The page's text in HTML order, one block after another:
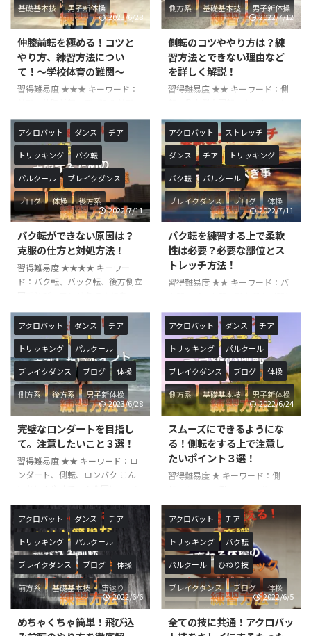
しても着地が上手くいかない方に
おすすめの記事となります。
『側転』は、正式名称を『側方倒
立回転』体操競技の基礎基本技で
側方系の回転技です。体操競技の
他、チアやダンスなどでも行われ
ていて学校教育の中でも行われて
両手両足を使って回転するのが ...
ます。 『伸膝後転』は、体操競
技や学校体育の中で行われること
の多い後方系の技です。 技自体
の難易度はかなり低いですが、コ
ツやポイントを知らずに行うとう
まく出来ないことが多いです。
また、技自体の危険度も低くマッ
も実施可能です。 後転さえでき
...
基礎基本技
男子新体操
2023/6/28
伸膝前転を極める！コツと
やり方、練習方法につい
て！〜学校体育の難関〜
習得難易度 ★★★ キーワード：
こんにちは！やすです！今回は、
学校体育でもよく行われる『伸膝
前転』のコツややり方について解
説して行きます！前転の中では最
も難易度が高く、出来なくて悩ん
でいる方も多い技です。 『伸膝
前転』は、体操競技や学校体育の
中で行われることの多い前方系の
技です。 技自体の難易度はかな
り低いですが、コツやポイントを
知らずに行うとうまく出来ないこ
とが多いです。 また、技自体の
危険度も低くマットなどの簡単な
す。 前転さえできれば誰でも練
...
側方系 基礎基本技
男子新体操
2022/7/12
側転のコツややり方は？練
習方法とできない理由など
を詳しく解説！
習得難易度 ★★ キーワード：側
にちは！やすです！今回は、側転
のコツややり方、練習方法につい
て詳しく解説して行きます！初心
者の方ができない場合の練習方法
なども紹介して行きますので是非
参考にしてみてください！ 『側
転』は、正式名称を『側方倒立回
転』体操競技の基礎基本技で側方
系の回転技です。体操競技の他、
チアやダンスなどでも行われてい
て学校教育の中でも行われている
とてもポピュラーな技です。 両手
両足を使って回転するのが一般的
や頭をついて回る側転』『手 ...
アクロバット ダンス チア
トリッキング バク転
パルクール ブレイクダンス
ブログ 体操 後方系
男子新体操
2022/7/11
バク転ができない原因は？
克服の仕方と対処方法！
習得難易度 ★★★★ キーワー
ド：バク転、バック転、後方倒立
転』のできない理由とできるよう
になるための方法についてを解説
いたします！バク転がずっとでき
ない人に多い特徴をまとめていま
すので、是非参考にしてみてくだ
さい！ バク転は、体操競技やチ
アなどの多くの競技の中で行われ
競技によって変わるかと思います
が、バク転の難易度はA難度に位
置することが多いです。比較的、
簡単な技ですが後方に一回転する
で危 ...
アクロバット ストレッチ
ダンス チア トリッキング
バク転 パルクール
ブレイクダンス ブログ 体操
基礎基本技 後方系 男子新体操
2022/7/11
バク転を練習する上で柔軟
性は必要？必要な部位とス
トレッチ方法！
習得難易度 ★★ キーワード：バ
び こんにちは！やすです！今回
は、バク転をする上で必要な柔軟
性やストレッチ方法について解説
いたします！３つの部位に分けて
詳しく解説していきます！ 『バ
ク転』は体操競技やチアなどで行
われることの多い後方系の技の一
種です。体操やチアなどの競技で
軟』や『ストレッチ』などを入念
に行っています。 柔軟性を高める
ことで技を行う際の怪我をするリ
スクを軽減したり、形の綺麗な技
なります。 今回は技をバク転 ...
アクロバット ダンス チア
トリッキング パルクール
ブレイクダンス ブログ 体操
側方系 後方系
男子新体操
2023/6/28
完璧なロンダートを目指し
て。注意したいこと３選！
習得難易度 ★★ キーワード：ロ
ンダート、側転、ロンバク こん
ントを３つに分けてご紹介いたし
ます！本記事のポイントを押さえ
て練習することでよりスムーズな
ロンダートをすることができるよ
うになって行きます！ ロンダー
トは、体操競技やチアなどで行わ
れることが多い技です。主に、バ
技を行う際の助走の技として行わ
アクロバット ダンス チア
トリッキング パルクール
ブレイクダンス ブログ 体操
側方系 基礎基本技
男子新体操
2022/6/24
スムーズにできるようにな
る！側転をする上で注意し
たいポイント３選！
習得難易度 ★ キーワード：側
こんにちは！やすです！今回は、
側転をうまくするために注意した
いポイントを３つご紹介いたしま
す！ご紹介するポイントを意識し
て練習することでスムーズな側転
をできるようになります！ 側転
は、体操競技やチアなどの競技で
行われる他、幼稚園や学校体育な
なる技です。側宙やロンダートな
アクロバット ダンス チア
トリッキング パルクール
ブレイクダンス ブログ 体操
前方系 基礎基本技 宙返り
男子新体操
2022/6/6
めちゃくちゃ簡単！飛び込
アクロバット チア
トリッキング バク転
パルクール ひねり技
ブレイクダンス ブログ 体操
側方系 前方系 基礎基本技
宙返り 後方系 男子新体操
2022/6/5
全ての技に共通！アクロバッ